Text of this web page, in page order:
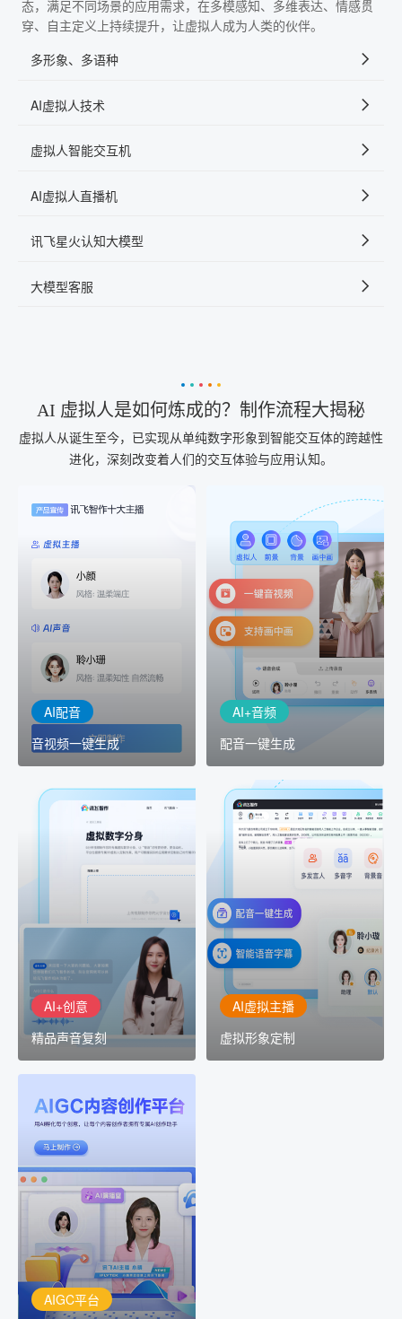
态，满足不同场景的应用需求，在多模感知、多维表达、情感贯
穿、自主定义上持续提升，让虚拟人成为人类的伙伴。
多形象、多语种
AI虚拟人技术
虚拟人智能交互机
AI虚拟人直播机
讯飞星火认知大模型
大模型客服
AI 虚拟人是如何炼成的？制作流程大揭秘
虚拟人从诞生至今，已实现从单纯数字形象到智能交互体的跨越性
进化，深刻改变着人们的交互体验与应用认知。
AI配音
音视频一键生成
AI配音
音视频一键生成
室"中输入文本或录音，一
出
AI+音频
配音一键生成
AI+音频
配音一键生成
AI+音频：基于全球领先的
TTS能力打造的AI音频制作
工具，输入文本、选择发
音人即可一键生成专业音
AI+创意
精品声音复刻
AI+创意
精品声音复刻
AI+创意：AIGC 能力集中
展示窗口，体验 AIGC 给
生活和生产带来的改变
AI虚拟主播
虚拟形象定制
讯飞智作：让每一个内容
创作者高效生产灵活定制
AIGC平台
AIGC平台
用AI孵化每个创意
讯飞AIGC平台：让每个创
作者都拥有自己的专注AI
创作助手